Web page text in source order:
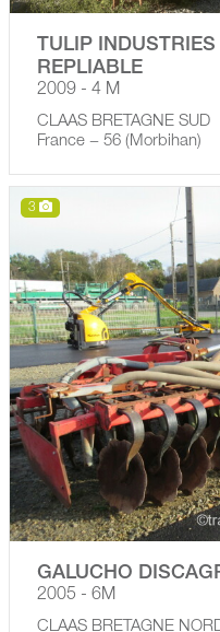
TULIP
REPLIABLE
2009 - 4 M
CLAAS BRETAGNE SUD
France − 56 (Morbihan)
3
GALUCHO
2005 - 6M
CLAAS BRETAGNE